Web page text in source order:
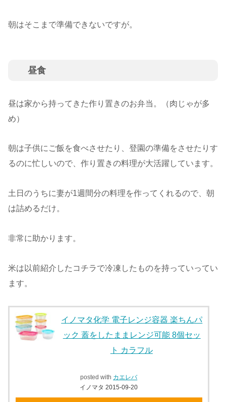
朝はそこまで準備できないですが。
昼食
昼は家から持ってきた作り置きのお弁当。（肉じゃが多
め）
朝は子供にご飯を食べさせたり、登園の準備をさせたりす
るのに忙しいので、作り置きの料理が大活躍しています。
土日のうちに妻が1週間分の料理を作ってくれるので、朝
は詰めるだけ。
非常に助かります。
米は以前紹介したコチラで冷凍したものを持っていってい
ます。
イノマタ化学 電子レンジ容器 楽ちんパ
ック 蓋をしたままレンジ可能 8個セッ
ト カラフル
posted with カエレバ
イノマタ 2015-09-20